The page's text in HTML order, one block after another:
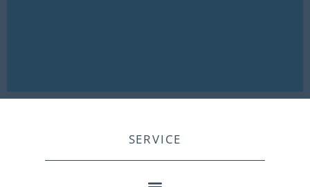
SERVICE